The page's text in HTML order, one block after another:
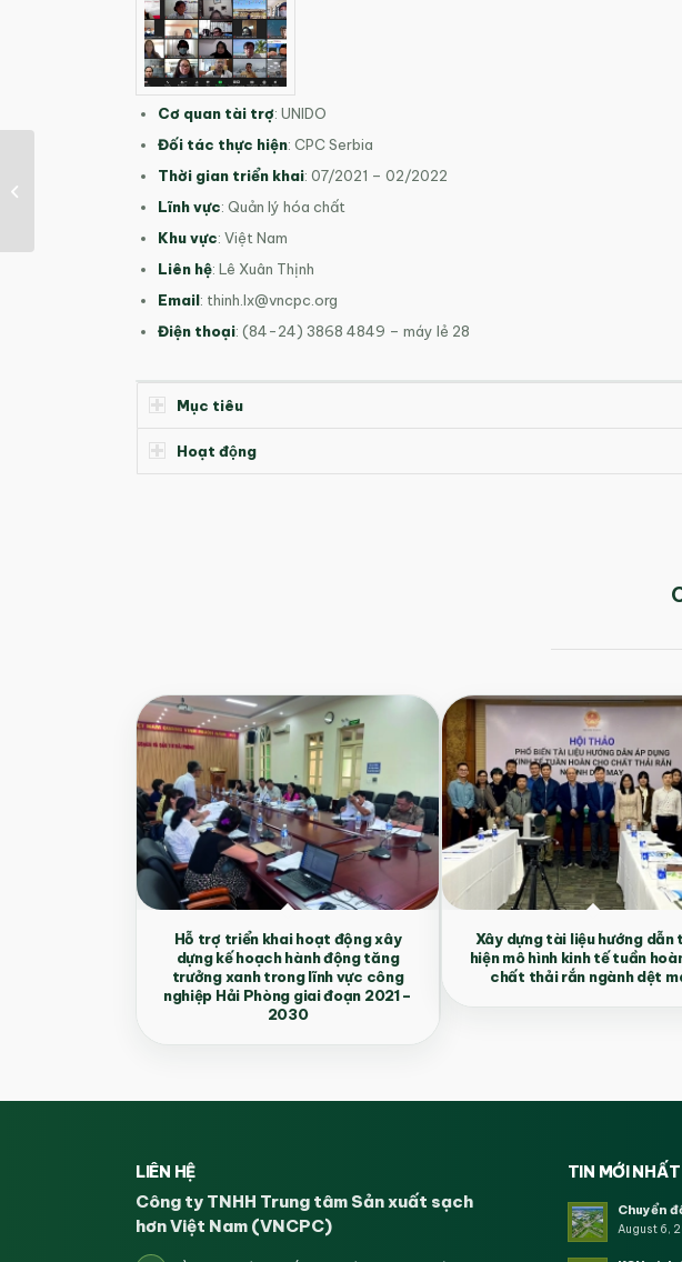
Cơ quan tài trợ: UNIDO
Đối tác thực hiện: CPC Serbia
Thời gian triển khai: 07/2021 – 02/2022
Lĩnh vực: Quản lý hóa chất
Khu vực: Việt Nam
Liên hệ: Lê Xuân Thịnh
Email: thinh.lx@vncpc.org
Điện thoại: (84-24) 3868 4849 – máy lẻ 28
Mục tiêu
Hoạt động
Hỗ trợ triển khai hoạt động xây
dựng kế hoạch hành động tăng
trưởng xanh trong lĩnh vực công
nghiệp Hải Phòng giai đoạn 2021 –
2030
Xây dựng tài liệu hướng dẫn
hiện mô hình kinh tế tuần
chất thải rắn ngành dệt
LIÊN HỆ
Công ty TNHH Trung tâm Sản xuất sạch
hơn Việt Nam (VNCPC)
TIN MỚI NHẤT
Chuyển
August 6,
Tư vấn xây dựng Chiến